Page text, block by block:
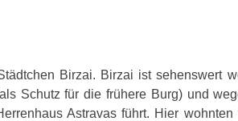
Birzai. Birzai ist sehenswert
Schutz für die frühere Burg) und
Astravas führt. Hier wohnten